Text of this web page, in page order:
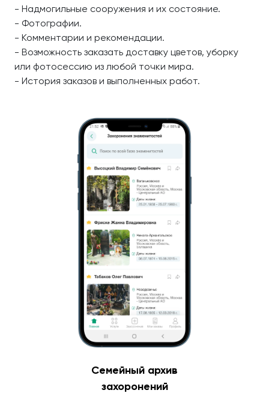
- Надмогильные сооружения и их состояние.
- Фотографии.
- Комментарии и рекомендации.
- Возможность заказать доставку цветов, уборку
или фотосессию из любой точки мира.
- История заказов и выполненных работ.
Семейный архив
захоронений